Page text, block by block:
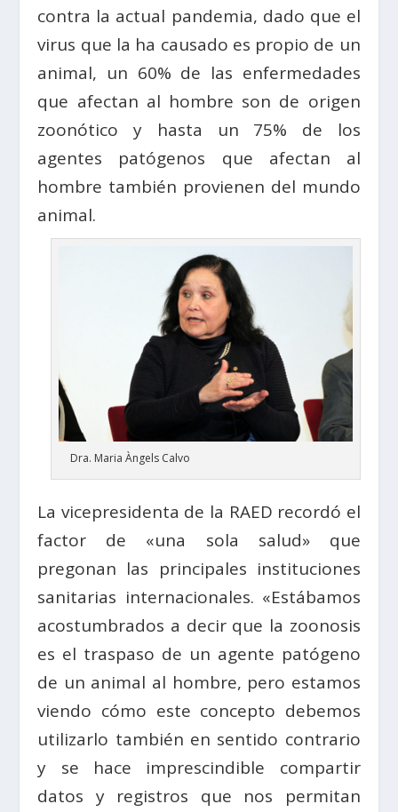
contra la actual pandemia, dado que el
virus que la ha causado es propio de un
animal, un 60% de las enfermedades
que afectan al hombre son de origen
zoonótico y hasta un 75% de los
agentes patógenos que afectan al
hombre también provienen del mundo
animal.
Dra. Maria Àngels Calvo
La vicepresidenta de la RAED recordó el
factor de «una sola salud» que
pregonan las principales instituciones
sanitarias internacionales. «Estábamos
acostumbrados a decir que la zoonosis
es el traspaso de un agente patógeno
de un animal al hombre, pero estamos
viendo cómo este concepto debemos
utilizarlo también en sentido contrario
y se hace imprescindible compartir
datos y registros que nos permitan